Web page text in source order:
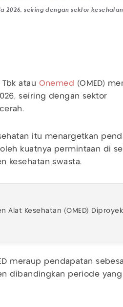
2026, seiring dengan sektor
atau Onemed (OMED)
seiring dengan sektor
itu menargetkan
kuatnya permintaan di
kesehatan swasta.
Alat Kesehatan (OMED)
meraup pendapatan
dibandingkan periode yang